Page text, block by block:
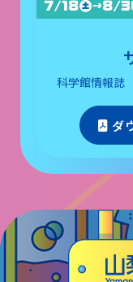
科学館情報誌
ダ